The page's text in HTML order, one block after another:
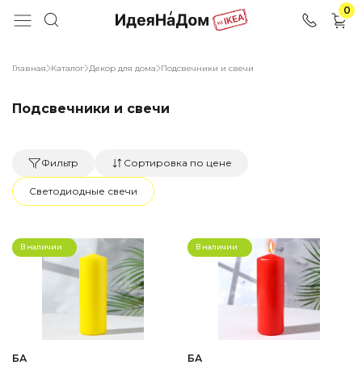
0
Главная Каталог Декор для дома Подсвечники и свечи
Подсвечники и свечи
Фильтр Сортировка по цене
Светодиодные свечи
В наличии
БА
В наличии
БА